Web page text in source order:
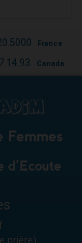
France
Canada